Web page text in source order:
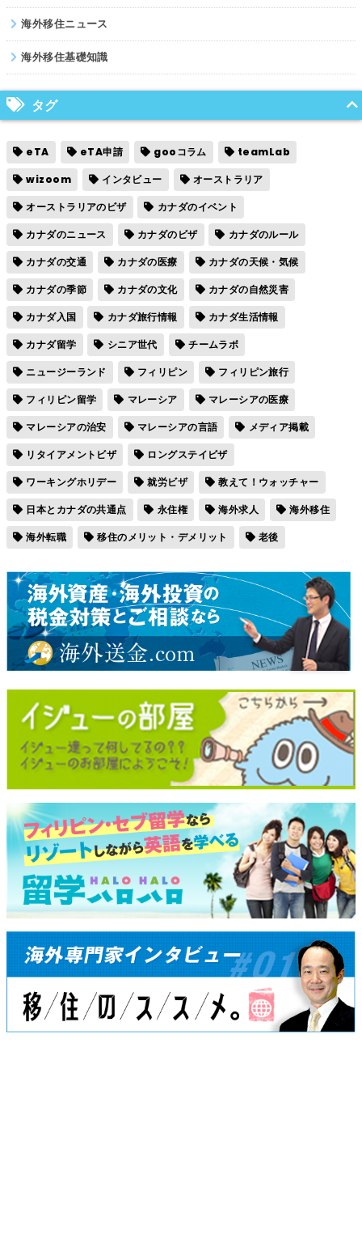
海外移住ニュース
海外移住基礎知識
タグ
eTA eTA申請 gooコラム
teamLab
wizoom
インタビュー
オーストラリア
オーストラリアのビザ
カナダのイベント
カナダのニュース
カナダのビザ
カナダのルール
カナダの交通
カナダの医療
カナダの天候・気候
カナダの季節
カナダの文化
カナダの自然災害
カナダ入国
カナダ旅行情報
カナダ生活情報
カナダ留学
シニア世代
チームラボ
ニュージーランド
フィリピン
フィリピン旅行
フィリピン留学
マレーシア
マレーシアの医療
マレーシアの治安
マレーシアの言語
メディア掲載
リタイアメントビザ
ロングステイビザ
ワーキングホリデー
就労ビザ
教えて！ウォッチャー
日本とカナダの共通点
永住権 海外求人
海外移住
海外転職
移住のメリット・デメリット 老後